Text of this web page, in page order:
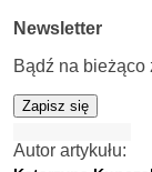
Newsletter
Bądź na bieżąco
Zapisz się
Autor artykułu: